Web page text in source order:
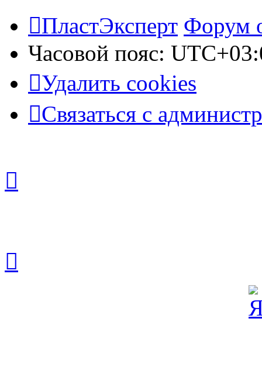
ПластЭксперт Форум
Часовой пояс:
Удалить cookies
Связаться с